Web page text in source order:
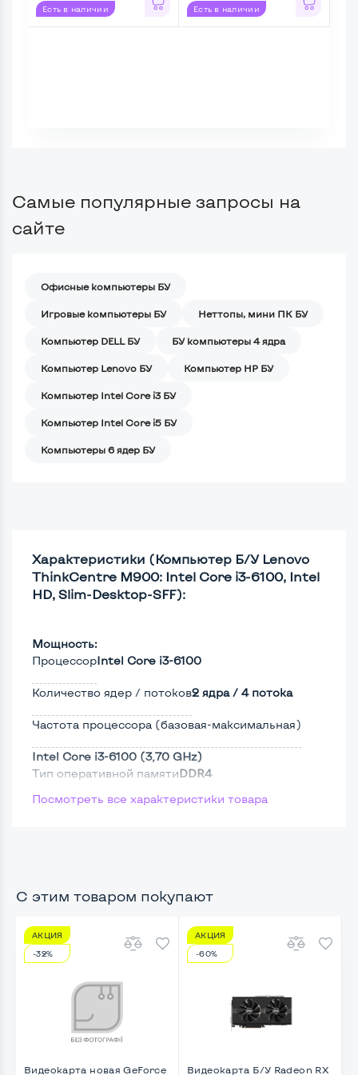
Есть в наличии Есть в наличии
Самые популярные запросы на
сайте
Офисные компьютеры БУ
Игровые компьютеры БУ Неттопы, мини ПК БУ
Компьютер DELL БУ БУ компьютеры 4 ядра
Компьютер Lenovo БУ Компьютер HP БУ
Компьютер Intel Core i3 БУ
Компьютер Intel Core i5 БУ
Компьютеры 6 ядер БУ
Характеристики (Компьютер Б/У Lenovo
ThinkCentre M900: Intel Core i3-6100, Intel
HD, Slim-Desktop-SFF):
Мощность:
ПроцессорIntel Core i3-6100
Количество ядер / потоков2 ядра / 4 потока
Частота процессора (базовая-максимальная)
Intel Core i3-6100 (3,70 GHz)
Тип оперативной памятиDDR4
Тип накопителяSSD 2,5"
Возможности видеокарты:
Тип видеокарты
Встроенный
Видеопроцессор системного блока
Размер видеопамяти, Гб Динамический
Посмотреть все характеристики товара
С этим товаром покупают
АКЦИЯ
-32%
Видеокарта новая GeForce
АКЦИЯ
-60%
Видеокарта Б/У Radeon RX